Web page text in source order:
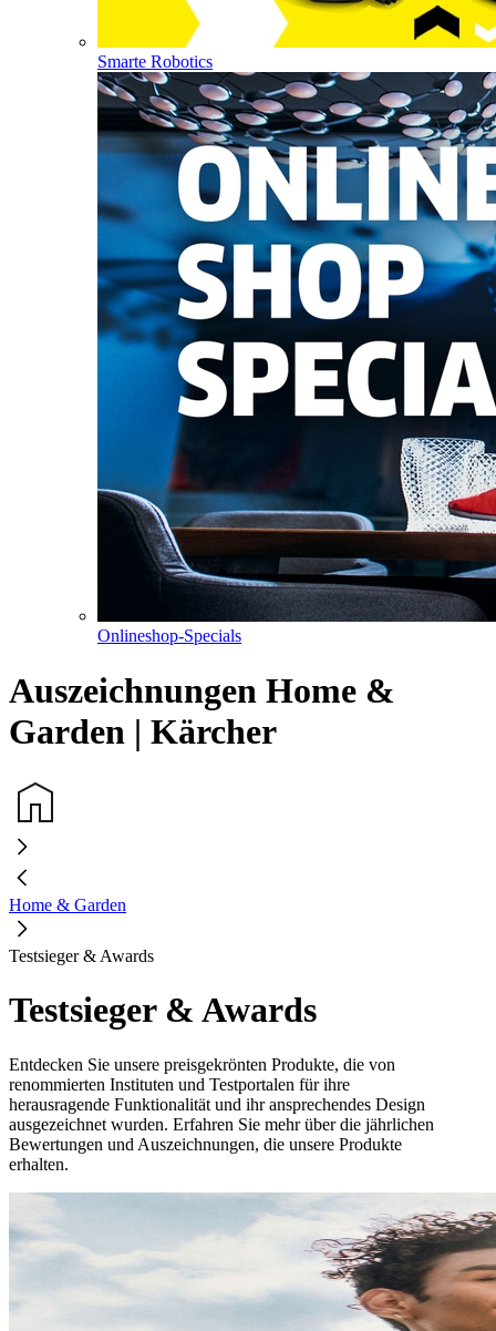
Smarte Robotics
Onlineshop-Specials
Auszeichnungen Home &
Garden | Kärcher
Home & Garden
Testsieger & Awards
Testsieger & Awards
Entdecken Sie unsere preisgekrönten Produkte, die von
renommierten Instituten und Testportalen für ihre
herausragende Funktionalität und ihr ansprechendes Design
ausgezeichnet wurden. Erfahren Sie mehr über die jährlichen
Bewertungen und Auszeichnungen, die unsere Produkte
erhalten.